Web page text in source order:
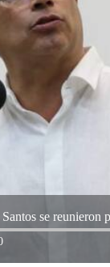
se reunieron